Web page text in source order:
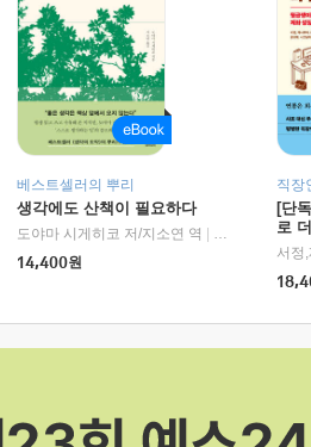
베스트셀러의 뿌리
생각에도 산책이 필요하다
도야마 시게히코 저/지소연 역
알에이치코리
14,400원
직장
[단
로